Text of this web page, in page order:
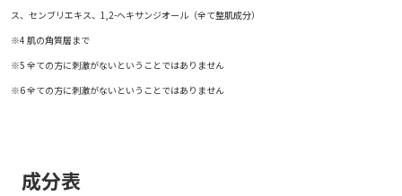
ス、センブリエキス、1,2-ヘキサンジオール（全て整肌成分）
※4 肌の角質層まで
※5 全ての方に刺激がないということではありません
※6 全ての方に刺激がないということではありません
成分表